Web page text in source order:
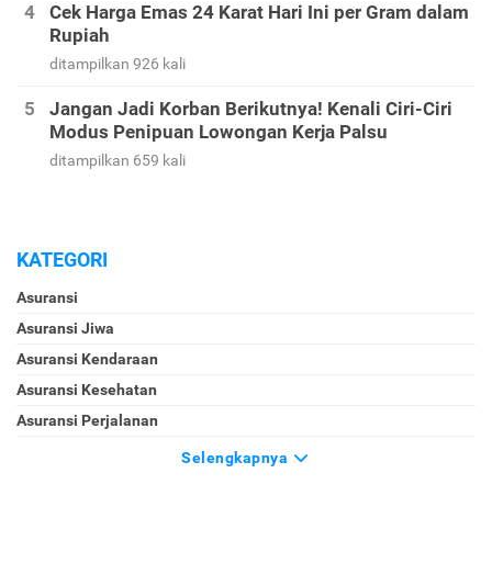
Cek Harga Emas 24 Karat Hari Ini per Gram dalam
Rupiah
ditampilkan 926 kali
Jangan Jadi Korban Berikutnya! Kenali Ciri-Ciri
Modus Penipuan Lowongan Kerja Palsu
ditampilkan 659 kali
KATEGORI
Asuransi
Asuransi Jiwa
Asuransi Kendaraan
Asuransi Kesehatan
Asuransi Perjalanan
Selengkapnya